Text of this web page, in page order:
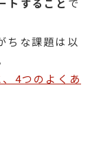
トすること で
ちな課題は以
4つのよくあ